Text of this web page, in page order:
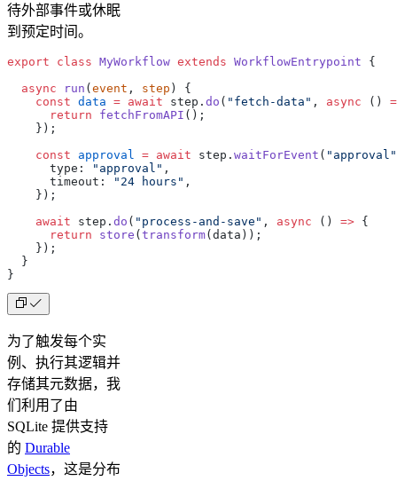
待外部事件或休眠
到预定时间。
export class MyWorkflow extends WorkflowEntrypoint {
  async
run ( event , step ) {
    const
data = await step. do ( "fetch-data" , async ()
      return
fetchFromAPI ();
    });
    const
approval = await step. waitForEvent ( "approval"
      type:
"approval" ,
      timeout:
"24 hours" ,
    });
    await
step. do ( "process-and-save" , async () => {
      return
store ( transform(data));
    });
  }
}
为了触发每个实
例、执行其逻辑并
存储其元数据，我
们利用了由
SQLite 提供支持
的 Durable
Objects，这是分布